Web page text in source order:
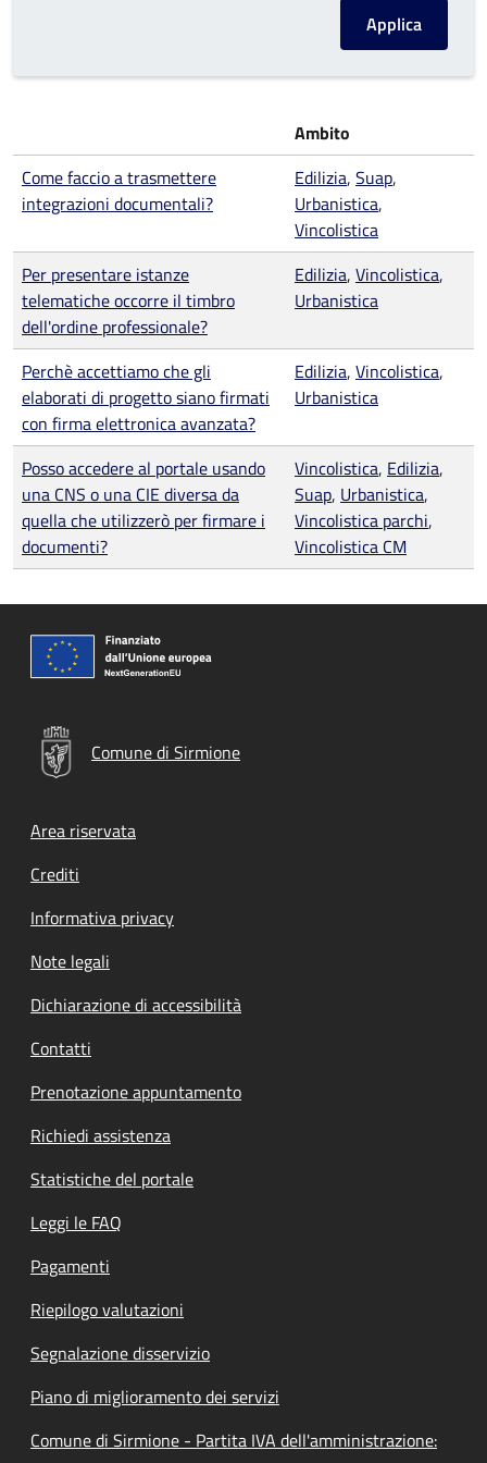
Ambito
Come faccio a trasmettere
integrazioni documentali?
Edilizia, Suap,
Urbanistica,
Vincolistica
Per presentare istanze
telematiche occorre il timbro
dell'ordine professionale?
Edilizia, Vincolistica,
Urbanistica
Perchè accettiamo che gli
elaborati di progetto siano firmati
con firma elettronica avanzata?
Edilizia, Vincolistica,
Urbanistica
Posso accedere al portale usando
una CNS o una CIE diversa da
quella che utilizzerò per firmare i
documenti?
Vincolistica, Edilizia,
Suap, Urbanistica,
Vincolistica parchi,
Vincolistica CM
Comune di Sirmione
Footer menu
Area riservata
Crediti
Informativa privacy
Note legali
Dichiarazione di accessibilità
Contatti
Prenotazione appuntamento
Richiedi assistenza
Statistiche del portale
Leggi le FAQ
Pagamenti
Riepilogo valutazioni
Segnalazione disservizio
Piano di miglioramento dei servizi
Comune di Sirmione - Partita IVA dell'amministrazione: